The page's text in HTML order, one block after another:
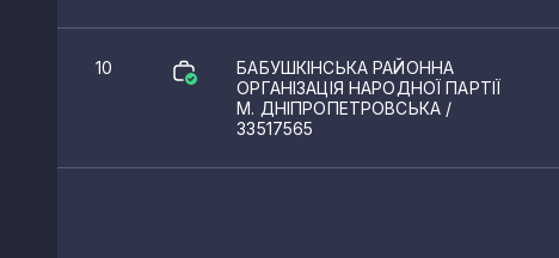
10
БАБУШКІНСЬКА РАЙОННА
ОРГАНІЗАЦІЯ НАРОДНОЇ ПАРТІЇ
М. ДНІПРОПЕТРОВСЬКА /
33517565